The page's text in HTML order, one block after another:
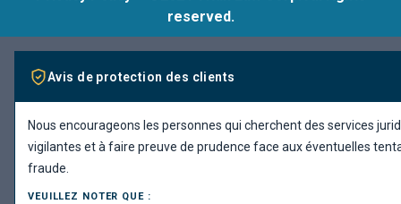
reserved.
Avis de protection des clients
Nous encourageons les personnes qui cherchent des services
vigilantes et à faire preuve de prudence face aux éventuelles
fraude.
VEUILLEZ NOTER QUE :